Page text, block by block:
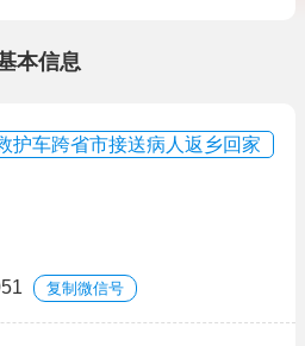
本信息
护车跨省市接送病人返乡回家
复制微信号